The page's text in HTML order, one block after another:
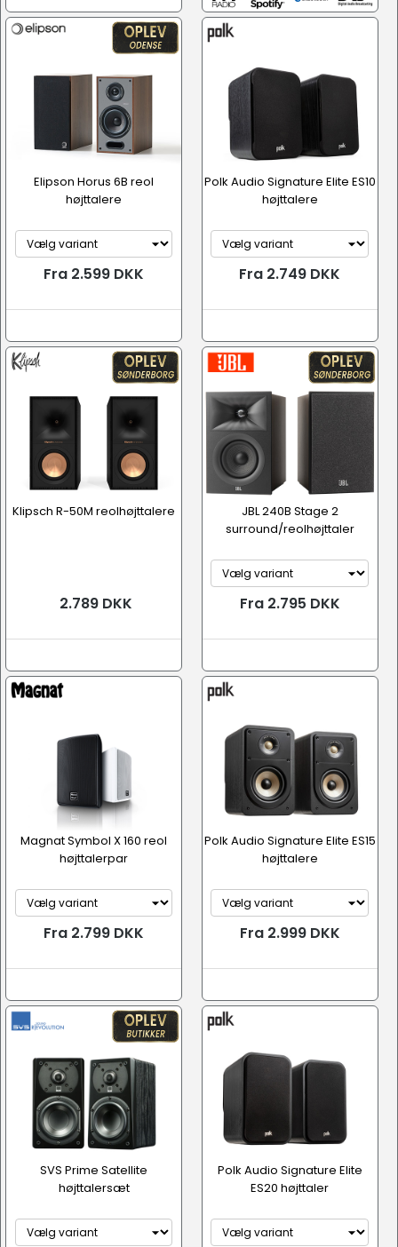
Elipson Horus 6B reol
højttalere
Fra 2.599 DKK
Polk Audio Signature Elite ES10
højttalere
Fra 2.749 DKK
Klipsch R-50M reolhøjttalere
2.789 DKK
JBL 240B Stage 2
surround/reolhøjttaler
Fra 2.795 DKK
Magnat Symbol X 160 reol
højttalerpar
Fra 2.799 DKK
Polk Audio Signature Elite ES15
højttalere
Fra 2.999 DKK
SVS Prime Satellite
højttalersæt
Polk Audio Signature Elite
ES20 højttaler